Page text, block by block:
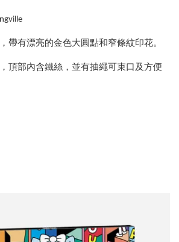
帶有漂亮的金色大圓點和窄條紋印花。
頂部內含鐵絲，並有抽繩可束口及方便